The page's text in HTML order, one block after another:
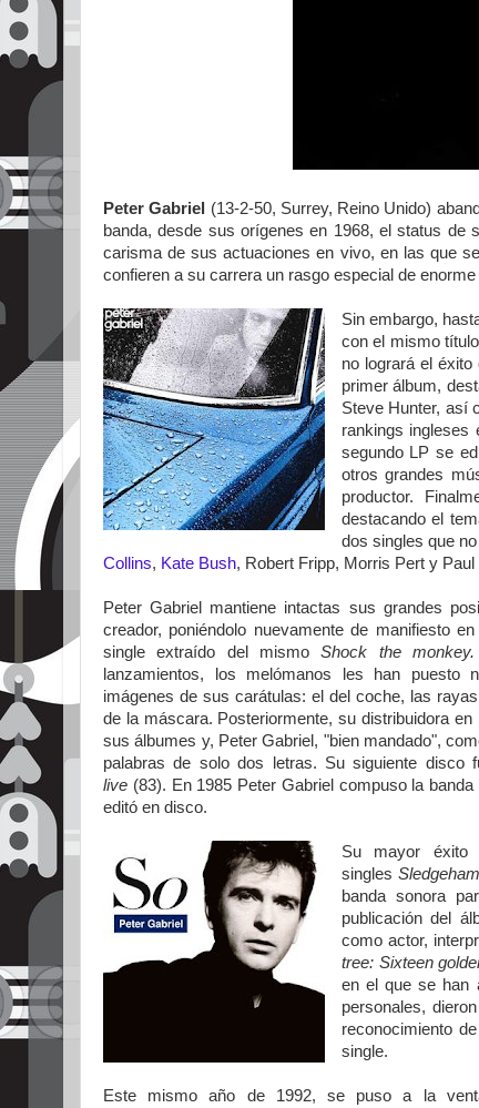
Peter Gabriel (13-2-50, Surrey, Reino Unido)
banda, desde sus orígenes en 1968, el status
carisma de sus actuaciones en vivo, en las que
confieren a su carrera un rasgo especial de
Sin embargo,
con el mismo
no logrará el
primer álbum,
Steve Hunter, así
rankings ingleses
segundo LP se
otros grandes
productor.
destacando el
dos singles que
Collins, Kate Bush, Robert Fripp, Morris Pert y Paul
Peter Gabriel mantiene intactas sus grandes
creador, poniéndolo nuevamente de manifiesto
single extraído del mismoShock the
lanzamientos, los melómanos les han
imágenes de sus carátulas: el del coche, las
de la máscara. Posteriormente, su distribuidora
sus álbumes y, Peter Gabriel, "bien mandado",
palabras de solo dos letras. Su siguiente
live (83). En 1985 Peter Gabriel compuso la
editó en disco.
Su mayor éxito
singles
banda sonora
publicación del
como actor,
tree: Sixteen
en el que se han
personales,
reconocimiento de
single.
Este mismo año de 1992, se puso a la